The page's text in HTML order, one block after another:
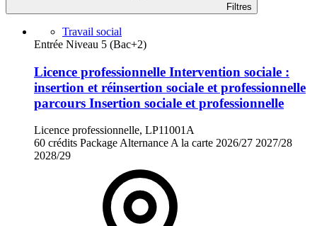
Filtres
Travail social
Entrée Niveau 5 (Bac+2)
Licence professionnelle Intervention sociale :
insertion et réinsertion sociale et professionnelle
parcours Insertion sociale et professionnelle
Licence professionnelle, LP11001A
60 crédits Package Alternance A la carte 2026/27 2027/28
2028/29